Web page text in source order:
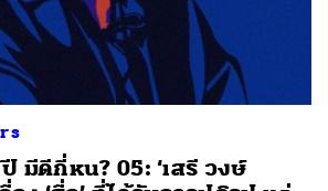
มีดีกี่หน? 05: ‘เสรี วงษ์